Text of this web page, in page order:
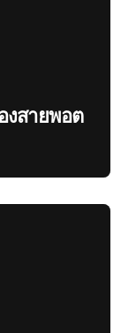
งสายพอต